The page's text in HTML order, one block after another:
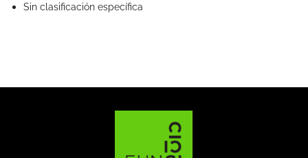
Sin clasificación específica